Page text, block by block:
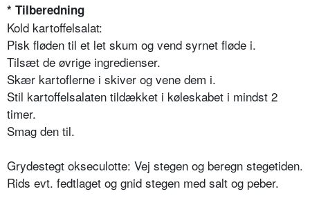
* Tilberedning
Kold kartoffelsalat:
Pisk fløden til et let skum og vend syrnet fløde i.
Tilsæt de øvrige ingredienser.
Skær kartoflerne i skiver og vene dem i.
Stil kartoffelsalaten tildækket i køleskabet i mindst 2
timer.
Smag den til.
Grydestegt okseculotte: Vej stegen og beregn stegetiden.
Rids evt. fedtlaget og gnid stegen med salt og peber.